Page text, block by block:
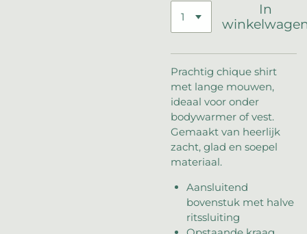
In
Prachtig chique shirt
met lange mouwen,
ideaal voor onder
bodywarmer of vest.
Gemaakt van heerlijk
zacht, glad en soepel
materiaal.
Aansluitend
bovenstuk met halve
ritssluiting